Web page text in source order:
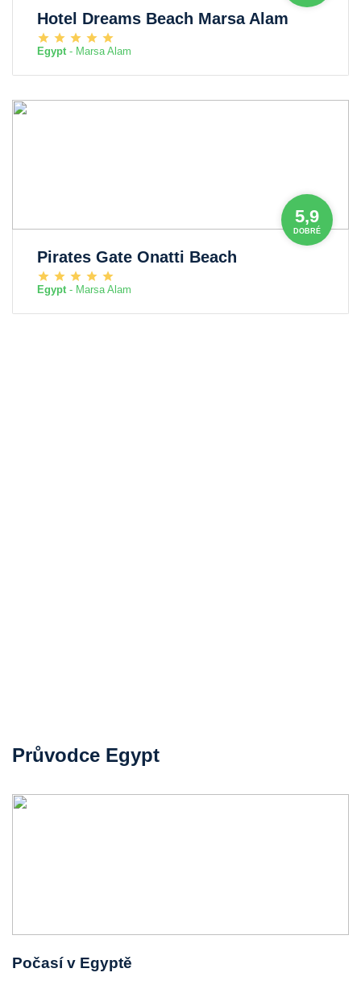
Hotel Dreams Beach Marsa Alam
Egypt- Marsa Alam
5,9
DOBRÉ
Pirates Gate Onatti Beach
Egypt- Marsa Alam
Průvodce Egypt
Počasí v Egyptě